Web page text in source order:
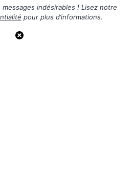
messages indésirables ! Lisez notre
pour plus d’informations.